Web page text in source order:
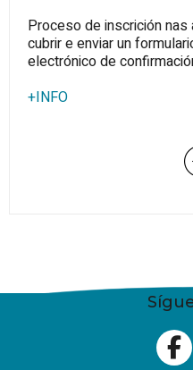
Proceso de inscrición
cubrir e enviar un
electrónico de
+INFO